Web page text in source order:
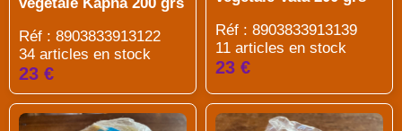
végétale Kapha 200 grs
Réf : 8903833913122
34 articles en stock
23 €
Réf : 8903833913139
11 articles en stock
23 €